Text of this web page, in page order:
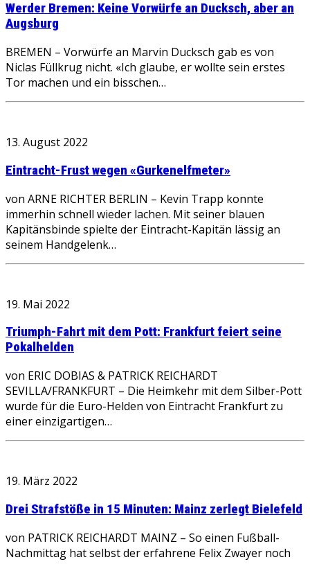
Werder Bremen: Keine Vorwürfe an Ducksch, aber an
Augsburg
BREMEN – Vorwürfe an Marvin Ducksch gab es von
Niclas Füllkrug nicht. «Ich glaube, er wollte sein erstes
Tor machen und ein bisschen…
13. August 2022
Eintracht-Frust wegen «Gurkenelfmeter»
von ARNE RICHTER BERLIN – Kevin Trapp konnte
immerhin schnell wieder lachen. Mit seiner blauen
Kapitänsbinde spielte der Eintracht-Kapitän lässig an
seinem Handgelenk…
19. Mai 2022
Triumph-Fahrt mit dem Pott: Frankfurt feiert seine
Pokalhelden
von ERIC DOBIAS & PATRICK REICHARDT
SEVILLA/FRANKFURT – Die Heimkehr mit dem Silber-Pott
wurde für die Euro-Helden von Eintracht Frankfurt zu
einer einzigartigen…
19. März 2022
Drei Strafstöße in 15 Minuten: Mainz zerlegt Bielefeld
von PATRICK REICHARDT MAINZ – So einen Fußball-
Nachmittag hat selbst der erfahrene Felix Zwayer noch